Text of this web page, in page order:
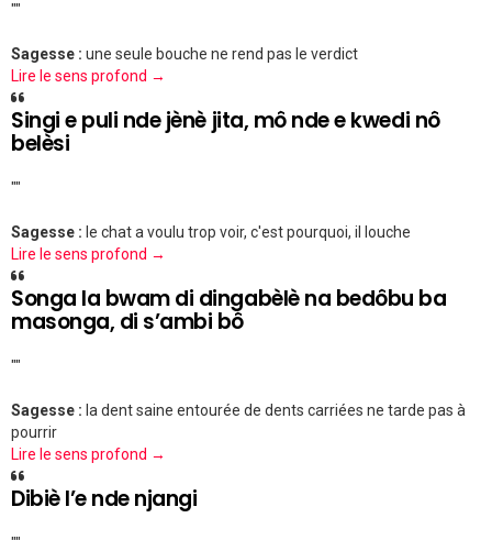
""
Sagesse : une seule bouche ne rend pas le verdict
Lire le sens profond →
Singi e puli nde jènè jita, mô nde e kwedi nô
belèsi
""
Sagesse : le chat a voulu trop voir, c'est pourquoi, il louche
Lire le sens profond →
Songa la bwam di dingabèlè na bedôbu ba
masonga, di s’ambi bô
""
Sagesse : la dent saine entourée de dents carriées ne tarde pas à
pourrir
Lire le sens profond →
Dibiè l’e nde njangi